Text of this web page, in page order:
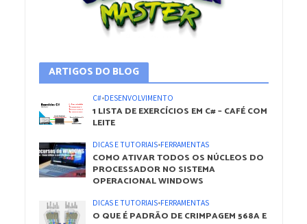
ARTIGOS DO BLOG
C#•DESENVOLVIMENTO
1 LISTA DE EXERCÍCIOS EM C# – CAFÉ COM
LEITE
DICAS E TUTORIAIS•FERRAMENTAS
COMO ATIVAR TODOS OS NÚCLEOS DO
PROCESSADOR NO SISTEMA
OPERACIONAL WINDOWS
DICAS E TUTORIAIS•FERRAMENTAS
O QUE É PADRÃO DE CRIMPAGEM 568A E